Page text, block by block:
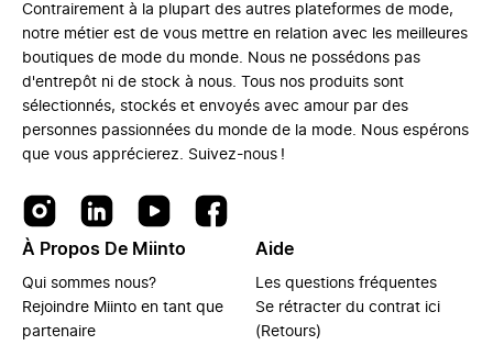
Contrairement à la plupart des autres plateformes de mode,
notre métier est de vous mettre en relation avec les meilleures
boutiques de mode du monde. Nous ne possédons pas
d'entrepôt ni de stock à nous. Tous nos produits sont
sélectionnés, stockés et envoyés avec amour par des
personnes passionnées du monde de la mode. Nous espérons
que vous apprécierez. Suivez-nous !
À Propos De Miinto
Qui sommes nous?
Rejoindre Miinto en tant que
partenaire
Aide
Les questions fréquentes
Se rétracter du contrat ici
(Retours)